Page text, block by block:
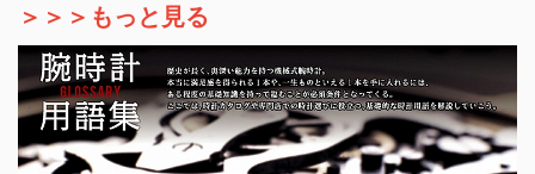
＞＞＞もっと見る